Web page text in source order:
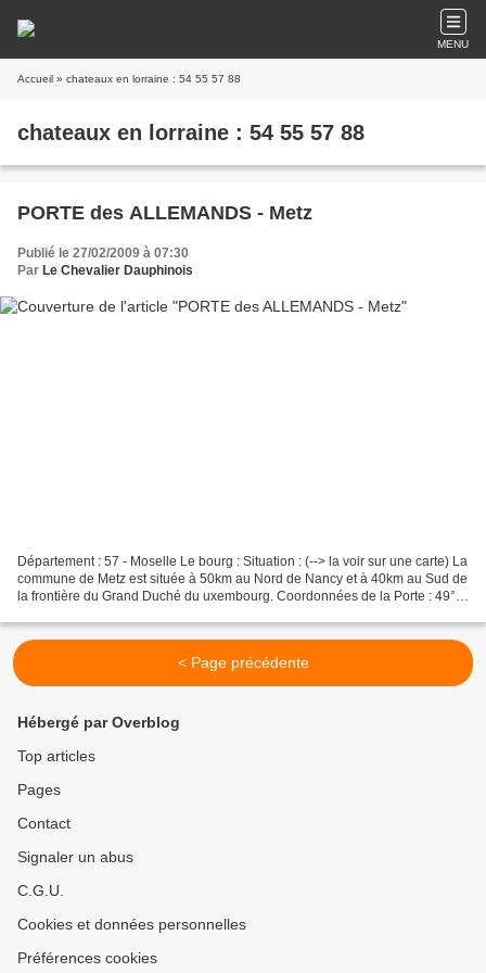
MENU
Accueil » chateaux en lorraine : 54 55 57 88
chateaux en lorraine : 54 55 57 88
PORTE des ALLEMANDS - Metz
Publié le 27/02/2009 à 07:30
Par Le Chevalier Dauphinois
Département : 57 - Moselle Le bourg : Situation : (--> la voir sur une carte) La
commune de Metz est située à 50km au Nord de Nancy et à 40km au Sud de
la frontière du Grand Duché du uxembourg. Coordonnées de la Porte : 49°
< Page précédente
Hébergé par Overblog
Top articles
Pages
Contact
Signaler un abus
C.G.U.
Cookies et données personnelles
Préférences cookies